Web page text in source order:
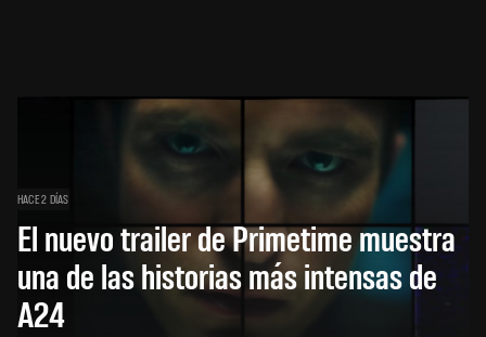
HACE 2 DÍAS
El nuevo trailer de Primetime muestra
una de las historias más intensas de
A24